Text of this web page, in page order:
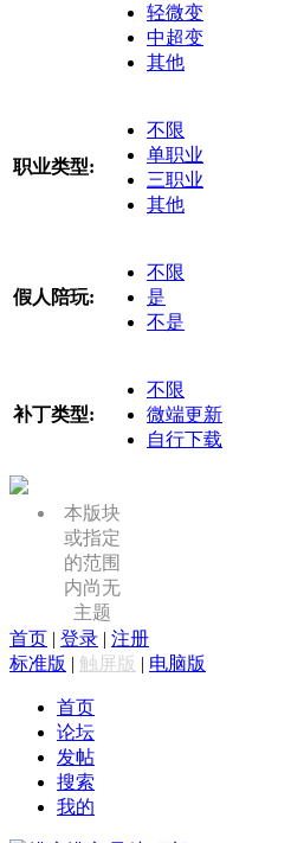
轻微变
中超变
其他
职业类型:
不限
单职业
三职业
其他
假人陪玩:
不限
是
不是
补丁类型:
不限
微端更新
自行下载
本版块
或指定
的范围
内尚无
主题
首页 | 登录 | 注册
标准版 | 触屏版 | 电脑版
首页
论坛
发帖
搜索
我的